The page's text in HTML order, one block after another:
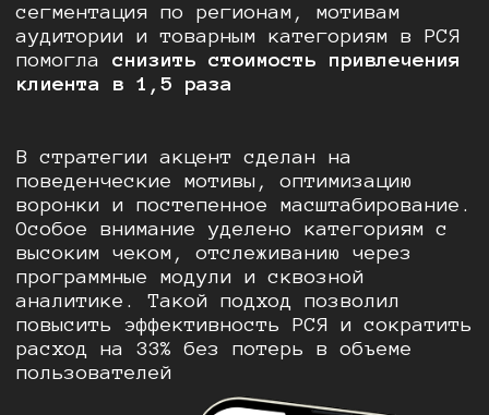
сегментация по регионам, мотивам
аудитории и товарным категориям в РСЯ
помогла снизить стоимость привлечения
клиента в 1,5 раза
В стратегии акцент сделан на
поведенческие мотивы, оптимизацию
воронки и постепенное масштабирование.
Особое внимание уделено категориям с
высоким чеком, отслеживанию через
программные модули и сквозной
аналитике. Такой подход позволил
повысить эффективность РСЯ и сократить
расход на 33% без потерь в объеме
пользователей